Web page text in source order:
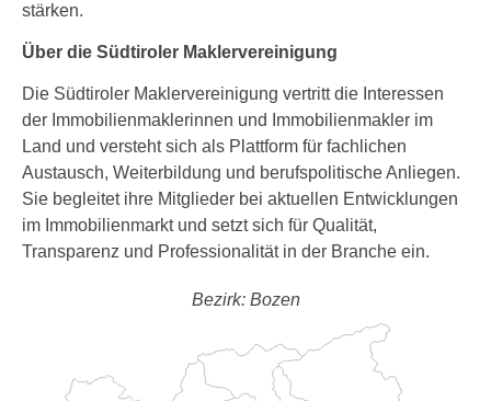
stärken.
Über die Südtiroler Maklervereinigung
Die Südtiroler Maklervereinigung vertritt die Interessen
der Immobilienmaklerinnen und Immobilienmakler im
Land und versteht sich als Plattform für fachlichen
Austausch, Weiterbildung und berufspolitische Anliegen.
Sie begleitet ihre Mitglieder bei aktuellen Entwicklungen
im Immobilienmarkt und setzt sich für Qualität,
Transparenz und Professionalität in der Branche ein.
Bezirk: Bozen